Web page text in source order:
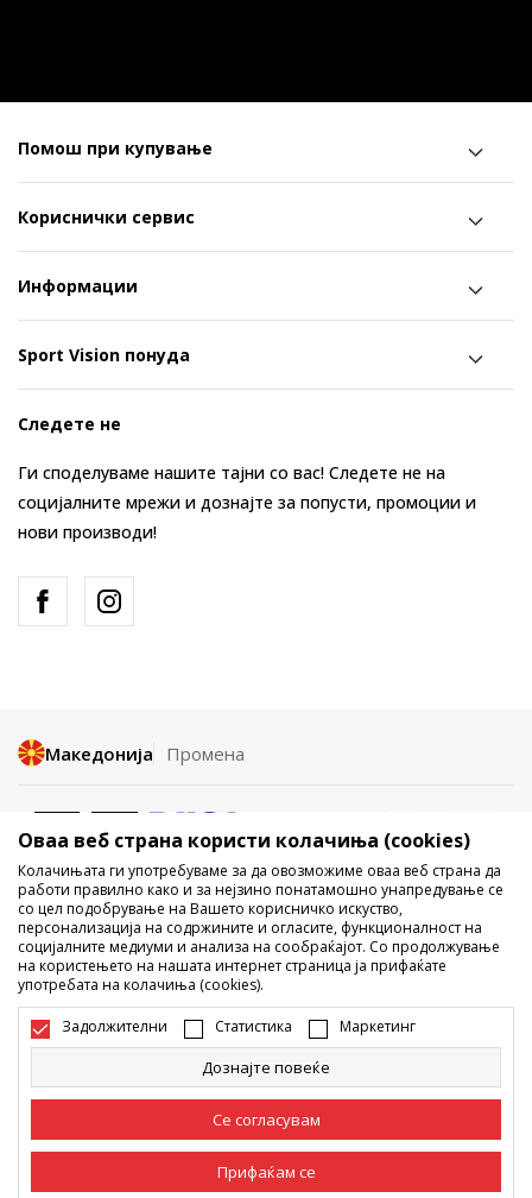
Помош при купување
Кориснички сервис
Информации
Sport Vision понуда
Следете не
Ги споделуваме нашите тајни со вас! Следете не на
социјалните мрежи и дознајте за попусти, промоции и
нови производи!
Македонија Промена
Не е дозволено превземање или користење на содржината од
интернет страните на Sport Vision, делумно или целосно a се
однесува на логоа, трговски марки, комерцијални содржини, ниту
истите да се отстапуваат на трети лица, јавно да се објавуваат или да
се користат за било какви цели, без писмена согласност од БДС.МК
ДООЕЛ.
Настојуваме да бидеме што попрецизни во описот на производот,
фотографијата и самата цена, но не можеме да гарантираме дака
сите информации се комплетни и без грешка. Сите прикажани
дека мораат да се достапни во секој момент. Достапноста на
производите може да ја проверите и на телефонскиот број 02 3055
222.
Оваа веб страна користи колачиња (cookies)
Колачињата ги употребуваме за да овозможиме оваа веб страна да
работи правилно како и за нејзино понатамошно унапредување се
со цел подобрување на Вашето корисничко искуство,
персонализација на содржините и огласите, функционалност на
социјалните медиуми и анализа на сообраќајот. Со продолжување
на користењето на нашата интернет страница ја прифаќате
употребата на колачиња (cookies).
Задолжителни Статистика Маркетинг
Дознајте повеќе
Се согласувам
Прифаќам се